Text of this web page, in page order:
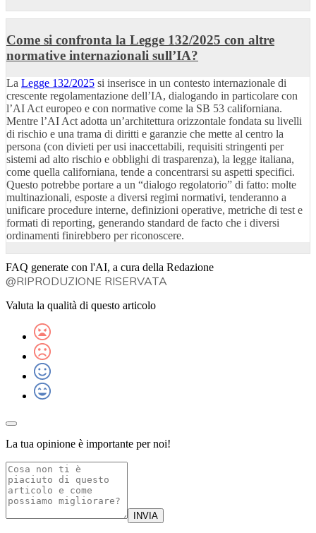
Come si confronta la Legge 132/2025 con altre
normative internazionali sull’IA?
La Legge 132/2025 si inserisce in un contesto internazionale di
crescente regolamentazione dell’IA, dialogando in particolare con
l’AI Act europeo e con normative come la SB 53 californiana.
Mentre l’AI Act adotta un’architettura orizzontale fondata su livelli
di rischio e una trama di diritti e garanzie che mette al centro la
persona (con divieti per usi inaccettabili, requisiti stringenti per
sistemi ad alto rischio e obblighi di trasparenza), la legge italiana,
come quella californiana, tende a concentrarsi su aspetti specifici.
Questo potrebbe portare a un “dialogo regolatorio” di fatto: molte
multinazionali, esposte a diversi regimi normativi, tenderanno a
unificare procedure interne, definizioni operative, metriche di test e
formati di reporting, generando standard de facto che i diversi
ordinamenti finirebbero per riconoscere.
FAQ generate con l'AI, a cura della Redazione
@RIPRODUZIONE RISERVATA
Valuta la qualità di questo articolo
La tua opinione è importante per noi!
INVIA